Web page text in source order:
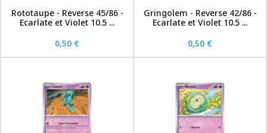
Rototaupe - Reverse 45/86 -
Ecarlate et Violet 10.5 ...
0,50 €
Gringolem - Reverse 42/86 -
Ecarlate et Violet 10.5 ...
0,50 €